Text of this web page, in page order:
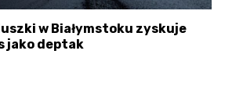
w Białymstoku zyskuje
jako deptak